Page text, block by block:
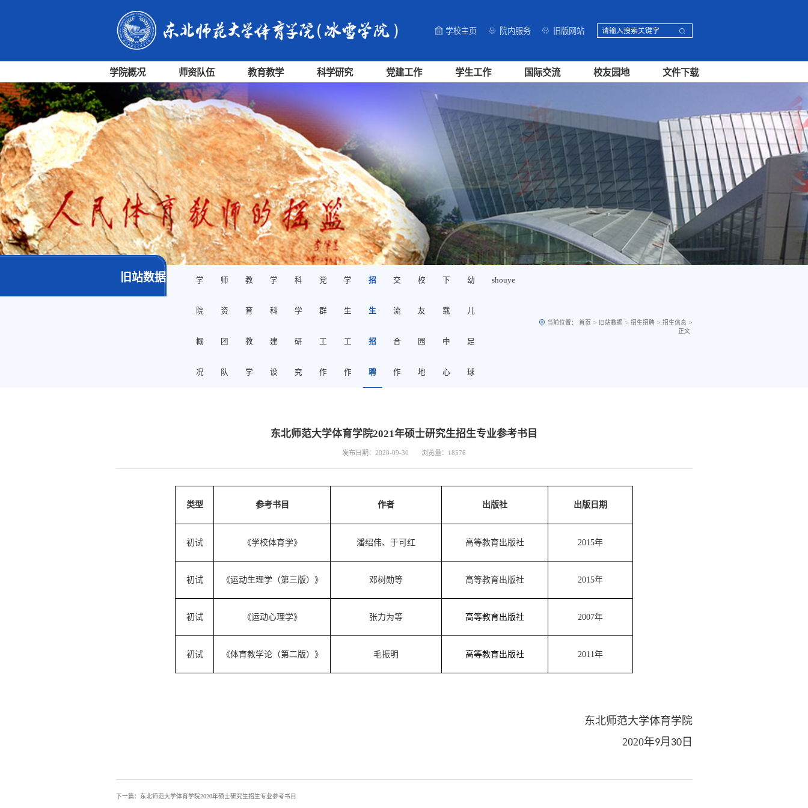
学校主页 院内服务 旧版网站
学院概况 师资队伍 教育教学 科学研究 党建工作 学生工作 国际交流 校友园地 文件下载
旧站数据 学
院
概
况
师
资
团
队
教
育
教
学
学
科
建
设
科
学
研
究
党
群
工
作
学
生
工
作
招
生
招
聘
交
流
合
作
校
友
园
地
下
载
中
心
幼
儿
足
球
shouye
当前位置： 首页 > 旧站数据 > 招生招聘 > 招生信息 >
正文
东北师范大学体育学院2021年硕士研究生招生专业参考书目
发布日期：2020-09-30 浏览量： 18576
类型 参考书目 作者 出版社 出版日期
初试 《学校体育学》 潘绍伟、 于可红 高等教育出版社 2015年
初试 《运动生理学（第三版）》 邓树勋等 高等教育出版社 2015年
初试 《运动心理学》 张力为等 高等教育出版社 2007年
初试 《体育教学论（第二版）》 毛振明 高等教育出版社 2011 年
东北师范大学体育学院
2020年9月 30日
下一篇：东北师范大学体育学院2020年硕士研究生招生专业参考书目